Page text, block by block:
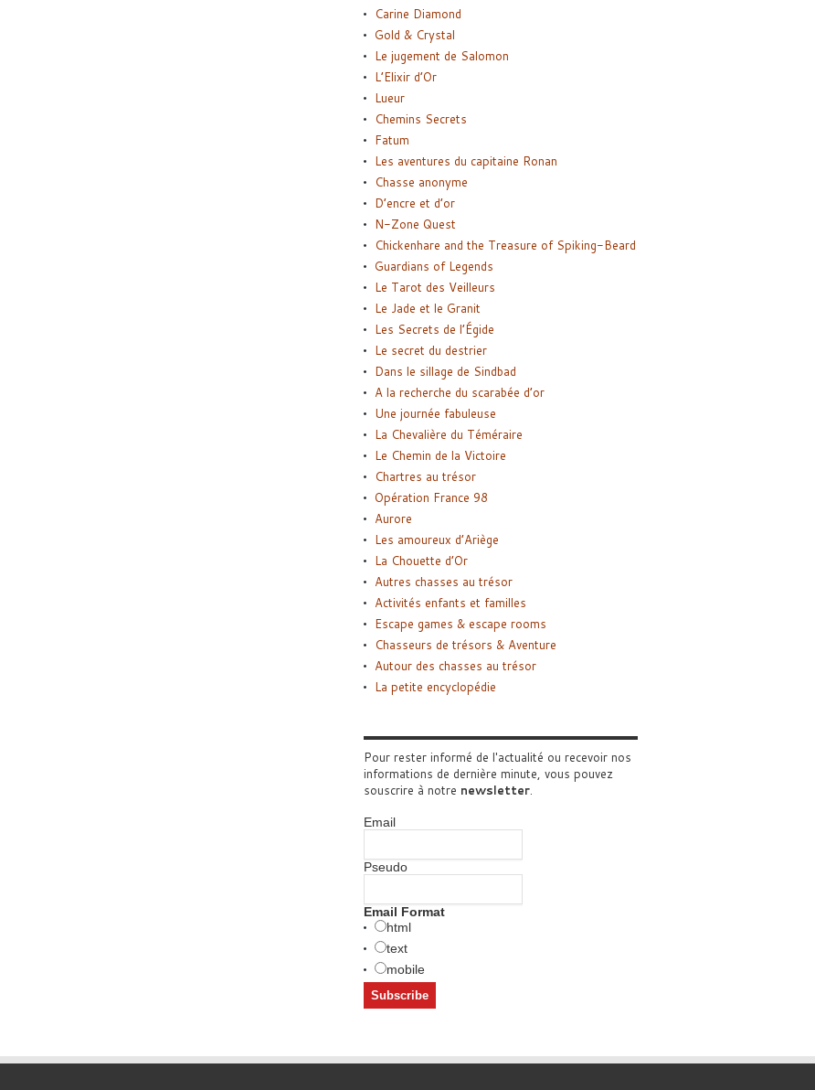
Carine Diamond
Gold & Crystal
Le jugement de Salomon
L’Elixir d’Or
Lueur
Chemins Secrets
Fatum
Les aventures du capitaine Ronan
Chasse anonyme
D’encre et d’or
N-Zone Quest
Chickenhare and the Treasure of Spiking-Beard
Guardians of Legends
Le Tarot des Veilleurs
Le Jade et le Granit
Les Secrets de l’Égide
Le secret du destrier
Dans le sillage de Sindbad
A la recherche du scarabée d’or
Une journée fabuleuse
La Chevalière du Téméraire
Le Chemin de la Victoire
Chartres au trésor
Opération France 98
Aurore
Les amoureux d’Ariège
La Chouette d’Or
Autres chasses au trésor
Activités enfants et familles
Escape games & escape rooms
Chasseurs de trésors & Aventure
Autour des chasses au trésor
La petite encyclopédie
Pour rester informé de l'actualité ou recevoir nos
informations de dernière minute, vous pouvez
souscrire à notre newsletter.
Email
Pseudo
Email Format
html
text
mobile